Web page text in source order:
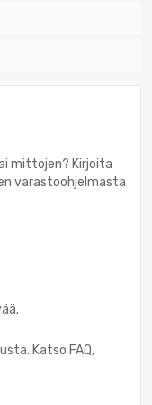
mittojen? Kirjoita
varastoohjelmasta
Katso FAQ,